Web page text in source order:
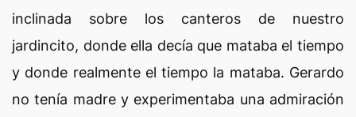
inclinada sobre los canteros de nuestro
jardincito, donde ella decía que mataba el tiempo
y donde realmente el tiempo la mataba. Gerardo
no tenía madre y experimentaba una admiración